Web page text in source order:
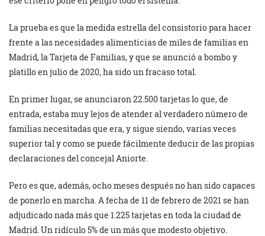
La prueba es que la medida estrella del consistorio para hacer
frente a las necesidades alimenticias de miles de familias en
Madrid, la Tarjeta de Familias, y que se anunció a bombo y
platillo en julio de 2020, ha sido un fracaso total.
En primer lugar, se anunciaron 22.500 tarjetas lo que, de
entrada, estaba muy lejos de atender al verdadero número de
familias necesitadas que era, y sigue siendo, varias veces
superior tal y como se puede fácilmente deducir de las propias
declaraciones del concejal Aniorte.
Pero es que, además, ocho meses después no han sido capaces
de ponerlo en marcha. A fecha de 11 de febrero de 2021 se han
adjudicado nada más que 1.225 tarjetas en toda la ciudad de
Madrid. Un ridículo 5% de un más que modesto objetivo.